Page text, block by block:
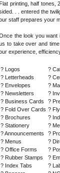
Flat printing, half tones,
. . entered the
staff prepares your
the look you want
to take over and
experience,
? Logos
? Letterheads
? Envelopes
? Newsletters
? Business Cards
? Fold Over Cards
? Brochures
? Stationery
? Announcements
? Menus
? Office Forms
? Rubber Stamps
? Index Tabs
?
?
?
?
?
?
?
?
?
?
?
?
?